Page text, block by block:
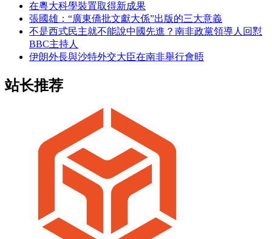
在粵大科學裝置取得新成果
張國雄：“廣東僑批文獻大係”出版的三大意義
不是西式民主就不能說中國先進？南非政黨領導人回懟
BBC主持人
伊朗外長與沙特外交大臣在南非舉行會晤
站长推荐